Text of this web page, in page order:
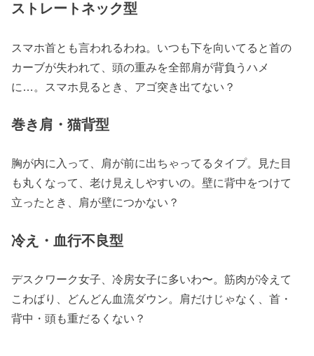
ストレートネック型
スマホ首とも言われるわね。いつも下を向いてると首の
カーブが失われて、頭の重みを全部肩が背負うハメ
に…。スマホ見るとき、アゴ突き出てない？
巻き肩・猫背型
胸が内に入って、肩が前に出ちゃってるタイプ。見た目
も丸くなって、老け見えしやすいの。壁に背中をつけて
立ったとき、肩が壁につかない？
冷え・血行不良型
デスクワーク女子、冷房女子に多いわ〜。筋肉が冷えて
こわばり、どんどん血流ダウン。肩だけじゃなく、首・
背中・頭も重だるくない？